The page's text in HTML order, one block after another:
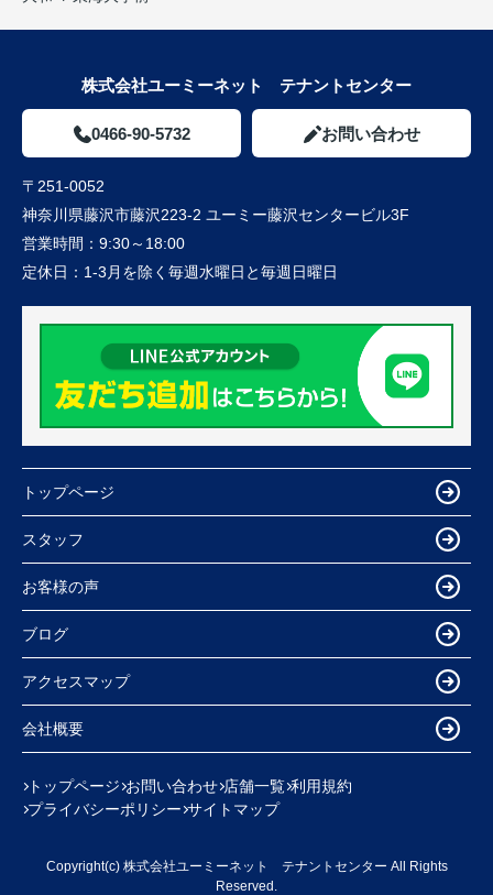
株式会社ユーミーネット テナントセンター
0466-90-5732 お問い合わせ
〒251-0052
神奈川県藤沢市藤沢223-2 ユーミー藤沢センタービル3F
営業時間： 9:30～18:00
定休日： 1-3月を除く毎週水曜日と毎週日曜日
トップページ
スタッフ
お客様の声
ブログ
アクセスマップ
会社概要
トップページ お問い合わせ 店舗一覧 利用規約
プライバシーポリシー サイトマップ
Copyright(c) 株式会社ユーミーネット テナントセンター All Rights
Reserved.